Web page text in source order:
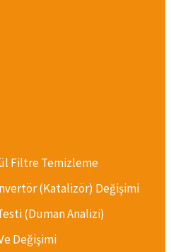
Filtre Temizleme
(Katalizör) Değişimi
(Duman Analizi)
Değişimi